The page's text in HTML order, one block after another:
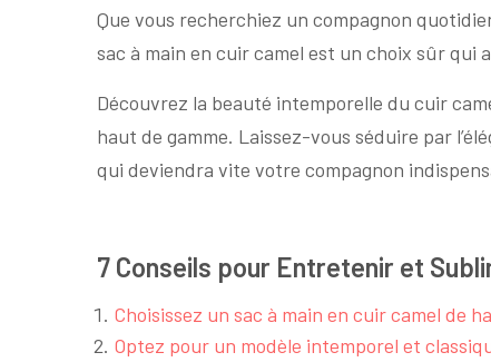
Que vous recherchiez un compagnon
sac à main en cuir camel est un choix sûr
Découvrez la beauté intemporelle du cuir
haut de gamme. Laissez-vous séduire par
qui deviendra vite votre compagnon
7 Conseils pour Entretenir et
Choisissez un sac à main en cuir camel de
Optez pour un modèle intemporel et